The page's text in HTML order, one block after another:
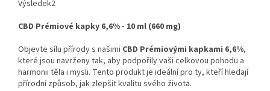
Výsledek2
CBD Prémiové kapky 6,6% - 10 ml (660 mg)
Objevte sílu přírody s našimi CBD Prémiovými kapkami 6,6%,
které jsou navrženy tak, aby podpořily vaši celkovou pohodu a
harmonii těla i mysli. Tento produkt je ideální pro ty, kteří hledají
přírodní způsob, jak zlepšit kvalitu svého života.